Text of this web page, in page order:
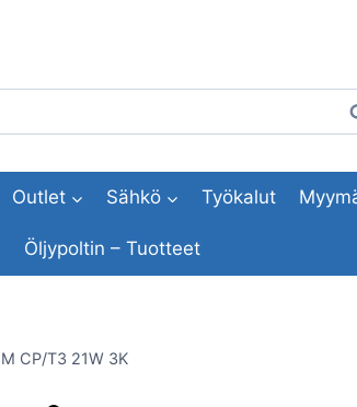
Outlet Sähkö Työkalut
Öljypoltin – Tuotteet
CP/T3 21W 3K